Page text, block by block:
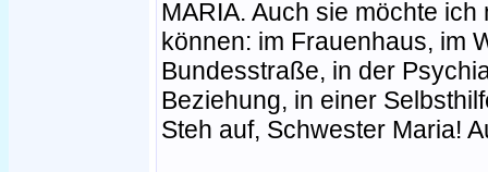
MARIA. Auch sie möchte
können: im Frauenhaus, im
Bundesstraße, in der
Beziehung, in einer
Steh auf, Schwester Maria!